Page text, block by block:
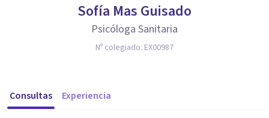
Sofía Mas Guisado
Psicóloga Sanitaria
Nº colegiado: EX00987
Consultas Experiencia